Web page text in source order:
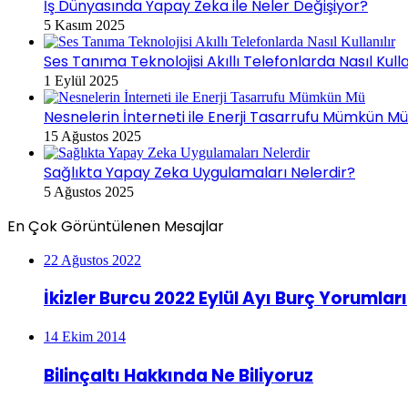
İş Dünyasında Yapay Zeka ile Neler Değişiyor?
5 Kasım 2025
Ses Tanıma Teknolojisi Akıllı Telefonlarda Nasıl
1 Eylül 2025
Nesnelerin İnterneti ile Enerji Tasarrufu Mümkün
15 Ağustos 2025
Sağlıkta Yapay Zeka Uygulamaları Nelerdir?
5 Ağustos 2025
En Çok Görüntülenen Mesajlar
22 Ağustos 2022
İkizler Burcu 2022 Eylül Ayı Burç Yorumları
14 Ekim 2014
Bilinçaltı Hakkında Ne Biliyoruz